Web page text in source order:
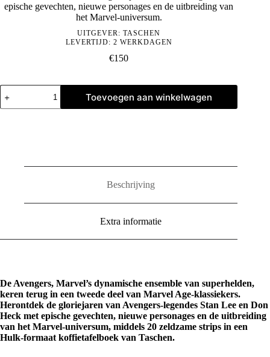
epische gevechten, nieuwe personages en de uitbreiding van
het Marvel-universum.
UITGEVER:TASCHEN
LEVERTIJD: 2 WERKDAGEN
€150
Marvel
Comics
Library.
Toevoegen aan winkelwagen
Beschrijving
Extra informatie
De Avengers, Marvel’s dynamische ensemble van superhelden,
keren terug in een tweede deel van Marvel Age-klassiekers.
Herontdek de gloriejaren van Avengers-legendes Stan Lee en Don
Heck met epische gevechten, nieuwe personages en de uitbreiding
van het Marvel-universum, middels 20 zeldzame strips in een
Hulk-formaat koffietafelboek van Taschen.